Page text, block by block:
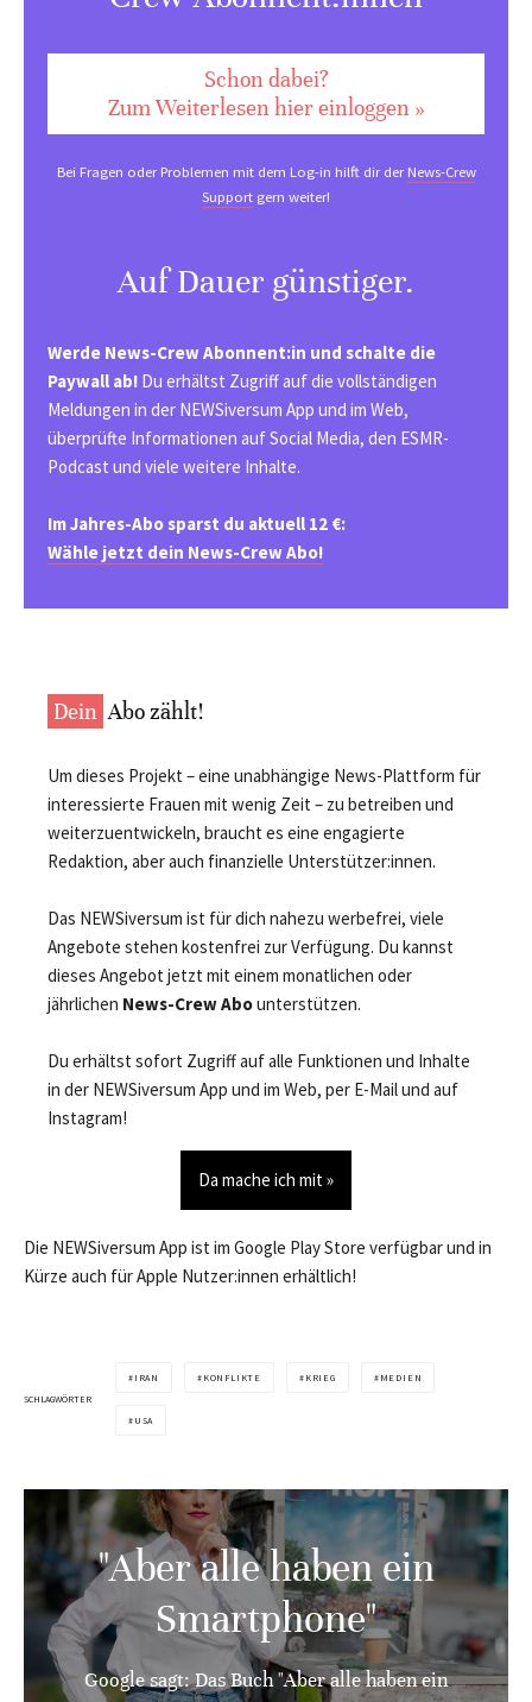
Schon dabei?
Zum Weiterlesen hier einloggen »
Bei Fragen oder Problemen mit dem Log-in hilft dir derNews-Crew
Support gern weiter!
Auf Dauer günstiger.
Werde News-Crew Abonnent:in und schalte die
Paywall ab! Du erhältst Zugriff auf die vollständigen
Meldungen in der NEWSiversum App und im Web,
überprüfte Informationen auf Social Media, den ESMR-
Podcast und viele weitere Inhalte.
Im Jahres-Abo sparst du aktuell 12 €:
Wähle jetzt dein News-Crew Abo!
Dein Abo zählt!
Um dieses Projekt – eine unabhängige News-Plattform für
interessierte Frauen mit wenig Zeit – zu betreiben und
weiterzuentwickeln, braucht es eine engagierte
Redaktion, aber auch finanzielle Unterstützer:innen.
Das NEWSiversum ist für dich nahezu werbefrei, viele
Angebote stehen kostenfrei zur Verfügung. Du kannst
dieses Angebot jetzt mit einem monatlichen oder
jährlichen News-Crew Abounterstützen.
Du erhältst sofort Zugriff auf alle Funktionen und Inhalte
in der NEWSiversum App und im Web, per E-Mail und auf
Instagram!
Da mache ich mit »
Die NEWSiversum App ist im Google Play Store verfügbar und in
Kürze auch für Apple Nutzer:innen erhältlich!
SCHLAGWÖRTER
IRAN KONFLIKTE KRIEG MEDIEN
USA
"Aber alle haben ein
Smartphone"
Google sagt: Das Buch "Aber alle haben ein